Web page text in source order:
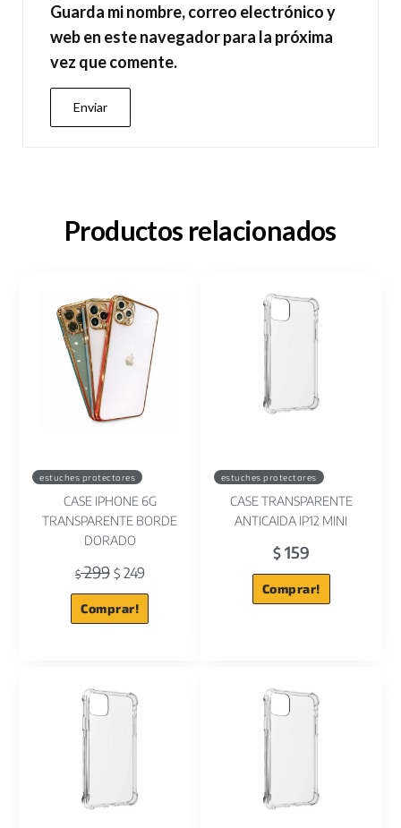
Guarda mi nombre, correo electrónico y
web en este navegador para la próxima
vez que comente.
Productos relacionados
estuches protectores
CASE IPHONE 6G
TRANSPARENTE BORDE
DORADO
$299 $249
Comprar!
estuches protectores
CASE TRANSPARENTE
ANTICAIDA IP12 MINI
$159
Comprar!